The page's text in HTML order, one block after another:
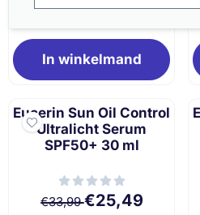
Van 27,49 voor
€20,62
In winkelmand
Eucerin Sun Oil Control
Ultralicht Serum
SPF50+ 30 ml
Van 33,99 voor
€33,99€25,49